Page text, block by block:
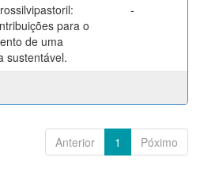
para o
de uma
sustentável.
-
Anterior 1 Póximo